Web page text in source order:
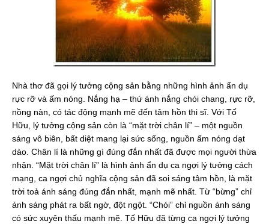
Nhà thơ đã gọi lý tưởng cộng sản bằng những hình ảnh ẩn dụ
rực rỡ và ấm nóng. Nắng hạ – thứ ánh nắng chói chang, rực rỡ,
nồng nàn, có tác động mạnh mẽ đến tâm hồn thi sĩ. Với Tố
Hữu, lý tưởng cộng sản còn là “mặt trời chân lí” – một nguồn
sáng vô biên, bất diệt mang lại sức sống, nguồn ấm nóng dạt
dào. Chân lí là những gì đúng đắn nhất đã được mọi người thừa
nhận. “Mặt trời chân lí” là hình ảnh ẩn dụ ca ngợi lý tưởng cách
mạng, ca ngợi chủ nghĩa cộng sản đã soi sáng tâm hồn, là mặt
trời toả ánh sáng đúng đắn nhất, mạnh mẽ nhất. Từ “bừng” chỉ
ánh sáng phát ra bất ngờ, đột ngột. “Chói” chỉ nguồn ánh sáng
có sức xuyên thấu mạnh mẽ. Tố Hữu đã từng ca ngợi lý tưởng